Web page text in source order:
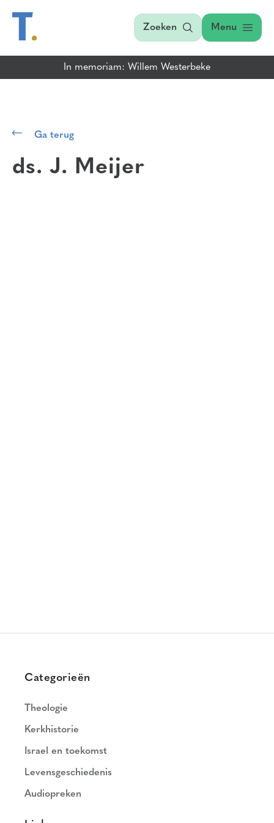
Zoeken Menu
In memoriam: Willem Westerbeke
Ga terug
ds. J. Meijer
Categorieën
Theologie
Kerkhistorie
Israel en toekomst
Levensgeschiedenis
Audiopreken